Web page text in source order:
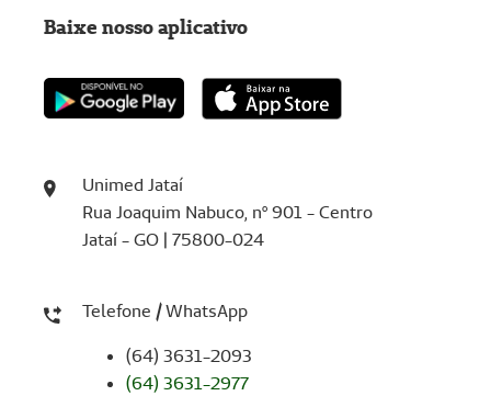
Unimed Jataí
Rua Joaquim Nabuco, nº 901 - Centro
Jataí - GO | 75800-024
Telefone / WhatsApp
(64) 3631-2093
(64) 3631-2977
Baixe nosso aplicativo